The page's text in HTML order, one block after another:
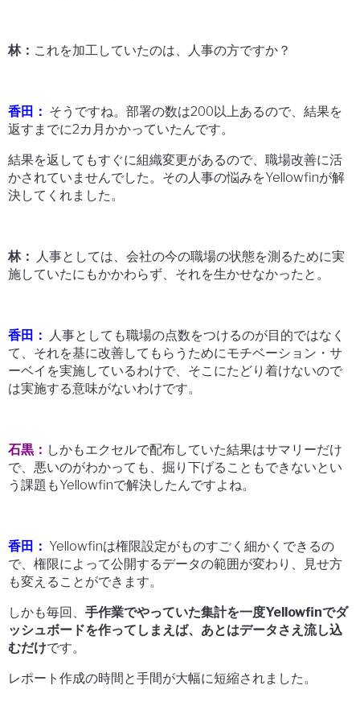
林： これを加工していたのは、人事の方ですか？
香田： そうですね。部署の数は200以上あるので、結果を
返すまでに2カ月かかっていたんです。
結果を返してもすぐに組織変更があるので、職場改善に活
かされていませんでした。その人事の悩みをYellowfinが解
決してくれました。
林： 人事としては、会社の今の職場の状態を測るために実
施していたにもかかわらず、それを生かせなかったと。
香田： 人事としても職場の点数をつけるのが目的ではなく
て、それを基に改善してもらうためにモチベーション・サ
ーベイを実施しているわけで、そこにたどり着けないので
は実施する意味がないわけです。
石黒： しかもエクセルで配布していた結果はサマリーだけ
で、悪いのがわかっても、掘り下げることもできないとい
う課題もYellowfinで解決したんですよね。
香田： Yellowfinは権限設定がものすごく細かくできるの
で、権限によって公開するデータの範囲が変わり、見せ方
も変えることができます。
しかも毎回、 手作業でやっていた集計を一度Yellowfinでダ
ッシュボードを作ってしまえば、あとはデータさえ流し込
むだけです。
レポート作成の時間と手間が大幅に短縮されました。